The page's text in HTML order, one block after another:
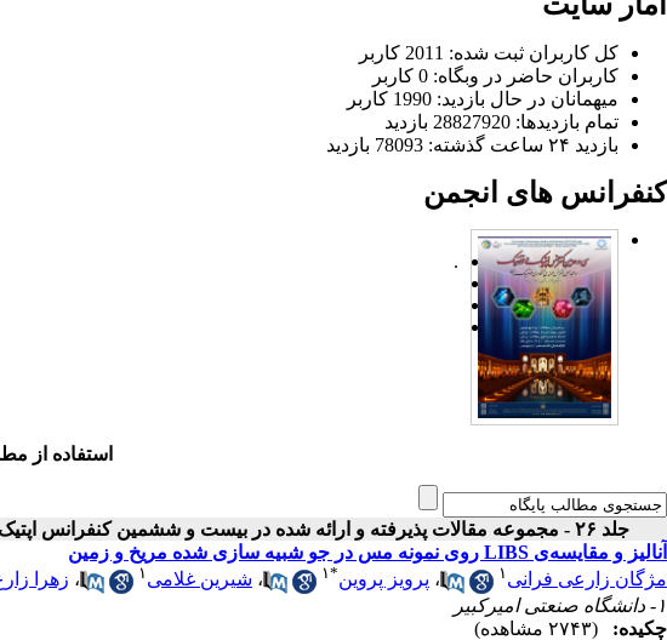
کل کاربران ثبت شده: 2011 کاربر
کاربران حاضر در وبگاه: 0 کاربر
میهمانان در حال بازدید: 1990 کاربر
تمام بازدید‌ها: 28827920 بازدید
بازدید ۲۴ ساعت گذشته: 78093 بازدید
کنفرانس های انجمن
.
استفاده از
جلد ۲۶ - مجموعه مقالات پذیرفته و ارائه شده در بیست و ششمین کنفرانس اپتیک و فوتونیک ایران
آنالیز و مقایسه‌ی LIBS روی نمونه مس در جو شبیه سازی شده مریخ و زمین
مژگان زارعی فرانی ۱ ، پرویز پروین*۱ ، شیرین غلامی ۱ ، زهرا
۱- دانشگاه صنعتی امیرکبیر
چکیده:
(۲۷۴۳ مشاهده)